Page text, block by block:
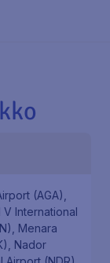
(AGA),
V International
Menara
Nador